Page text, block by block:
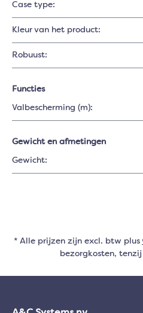
Case type:
Kleur van het product:
Robuust:
Functies
Valbescherming (m):
Gewicht en afmetingen
Gewicht:
* Alle prijzen zijn excl. btw plus
bezorgkosten,